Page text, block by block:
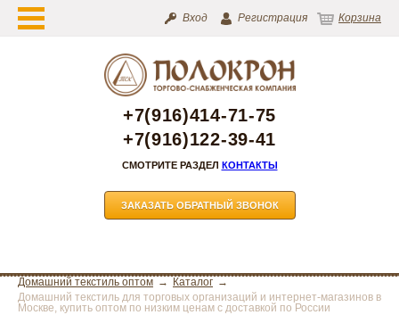
Вход Регистрация Корзина
+7(916)414-71-75
+7(916)122-39-41
СМОТРИТЕ РАЗДЕЛ КОНТАКТЫ
ЗАКАЗАТЬ ОБРАТНЫЙ ЗВОНОК
Домашний текстиль оптом
Каталог
Домашний текстиль для торговых организаций и интернет-магазинов в
Москве, купить оптом по низким ценам с доставкой по России